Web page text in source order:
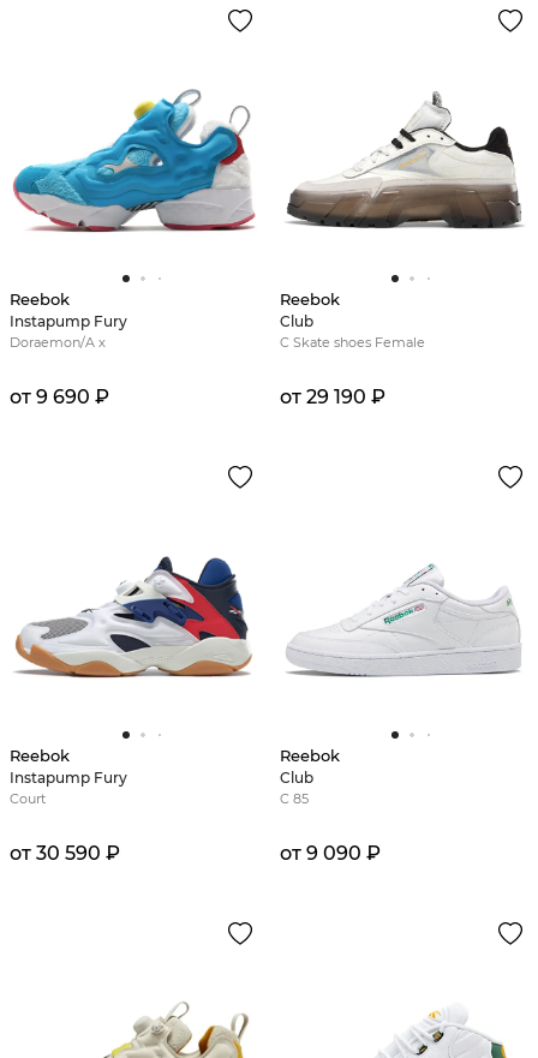
Reebok
Instapump Fury
Doraemon/A x
от 9 690 ₽
Reebok
Club
C Skate shoes Female
от 29 190 ₽
Reebok
Instapump Fury
Court
от 30 590 ₽
Reebok
Club
C 85
от 9 090 ₽